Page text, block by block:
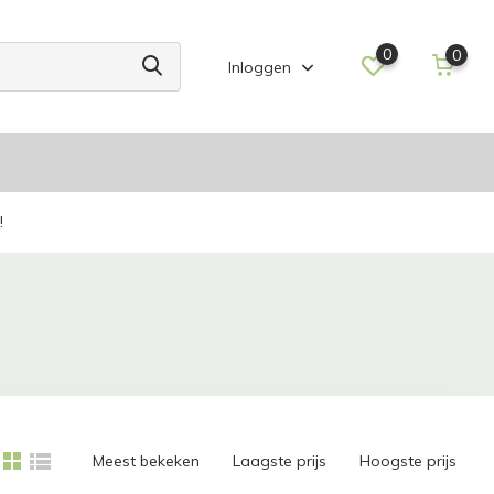
Inloggen
0 0
Meest bekeken Laagste prijs Hoogste prijs